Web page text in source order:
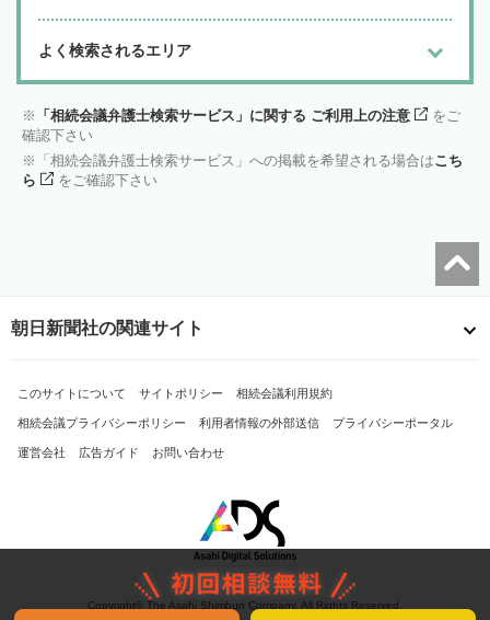
よく検索されるエリア
「相続会議弁護士検索サービス」に関する ご利用上の注意
をご
確認下さい
「相続会議弁護士検索サービス」への掲載を希望される場合はこち
ら
をご確認下さい
朝日新聞社の関連サイト
このサイトについて サイトポリシー 相続会議利用規約
相続会議プライバシーポリシー 利用者情報の外部送信 プライバシーポータル
運営会社 広告ガイド お問い合わせ
Copyright© The Asahi Shimbun Company. All Rights Reserved.